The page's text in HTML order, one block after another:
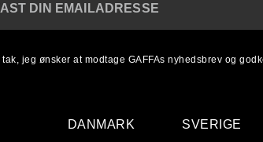
DIN EMAILADRESSE
tak, jeg ønsker at modtage GAFFAs nyhedsbrev og
DANMARK SVERIGE